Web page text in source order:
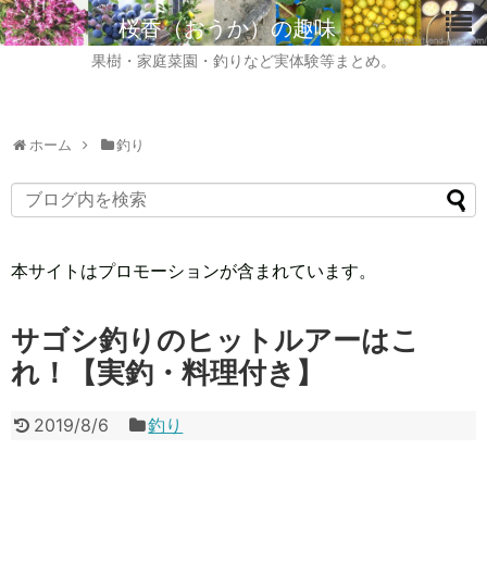
桜香（おうか）の趣味
果樹・家庭菜園・釣りなど実体験等まとめ。
ホーム 釣り
本サイトはプロモーションが含まれています。
サゴシ釣りのヒットルアーはこ
れ！【実釣・料理付き】
2019/8/6 釣り